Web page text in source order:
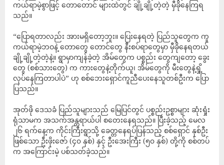
ကယ်ရာမဲ့စွာဖြင့် တောတောင် များထဲတွင် ချို့ချို့တဲ့တဲ့ မှီခိုနေကြရ
သည်။
“ပြောရတာလည်း အားမရှိတော့ဘူး။ ပြေးနေရတဲ့ ပြည်သူတွေက ကူ
ကယ်ရာမဲ့ဘဝနဲ့ တောတွေ တောင်တွေ နီးစပ်ရာတွေမှာ မှီခိုနေရတယ်
ချို့ချို့တဲ့တဲ့နဲ့။ ရွာမှာကျန်ခဲ့တဲ့ အိမ်တွေက ပစ္စည်း တွေကျတော့ ခွေး
တွေ (စစ်သားတွေ) က ကားတွေနဲ့တိုက်ယူ၊ အိမ်တွေကို မီးတွေနဲ့ရှို့
လုပ်နေကြတာပါပဲ” ဟု စစ်ဘေးရှောင်ကူညီပေးနေသူတစ်ဦးက ပြော
ပြသည်။
အုတ်ဖို ဒေသခံ ပြည်သူများသည် မြေပြင်တွင် ပစ္စည်းဥစ္စာများ ဆုံးရှုံး
ရုံသာမက အသက်အန္တရာယ်ပါ စတေးနေရသည်။ ပြီးခဲ့သည့် မေလ
၂၆ ရက်နေ့က ကိုင်းကြီးရွာသို့ ခေတ္တနေရပ်ပြန်သည့် စစ်ရှောင် နှစ်ဦး
ဖြစ်သော ဦးဖိုးဇော် (၄၀ နှစ်) နှင့် ဦးအေးကြီး (၅၀ နှစ်) တို့ကို စစ်တပ်
က အကြောင်းမဲ့ ပစ်သတ်ခဲ့သည်။